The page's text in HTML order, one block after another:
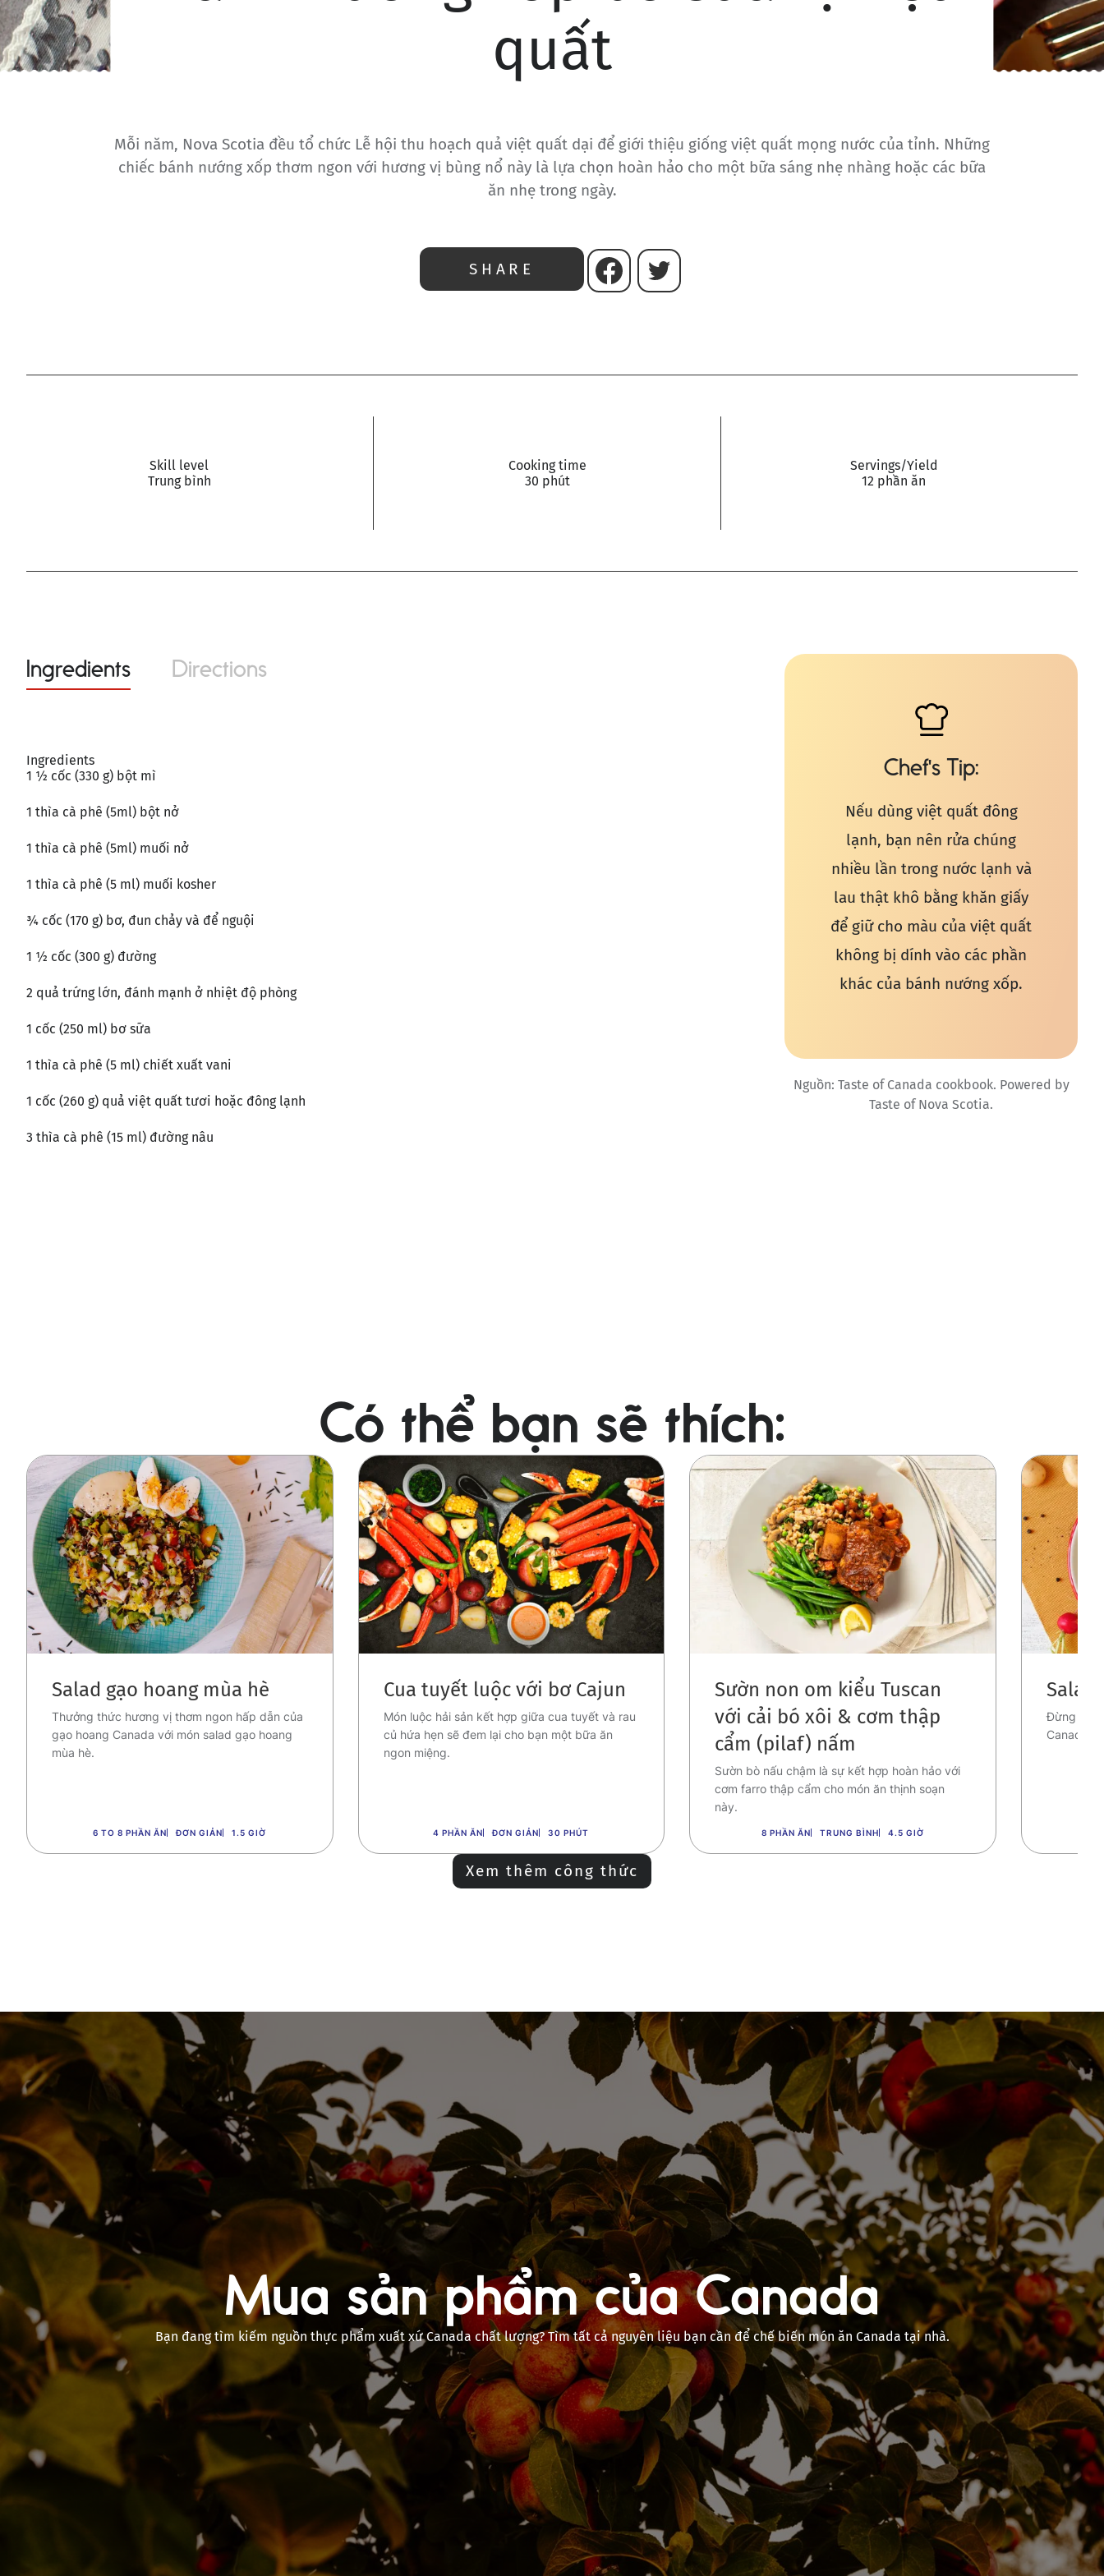
quất
Mỗi năm, Nova Scotia đều tổ chức Lễ hội thu hoạch quả việt quất dại để giới thiệu giống việt quất mọng nước của tỉnh. Những
chiếc bánh nướng xốp thơm ngon với hương vị bùng nổ này là lựa chọn hoàn hảo cho một bữa sáng nhẹ nhàng hoặc các bữa
ăn nhẹ trong ngày.
SHARE
Skill level
Trung bình
Cooking time
30 phút
Servings/Yield
12 phần ăn
Ingredients Directions
Ingredients
1 ½ cốc (330 g) bột mì
1 thìa cà phê (5ml) bột nở
1 thìa cà phê (5ml) muối nở
1 thìa cà phê (5 ml) muối kosher
¾ cốc (170 g) bơ, đun chảy và để nguội
1 ½ cốc (300 g) đường
2 quả trứng lớn, đánh mạnh ở nhiệt độ phòng
1 cốc (250 ml) bơ sữa
1 thìa cà phê (5 ml) chiết xuất vani
1 cốc (260 g) quả việt quất tươi hoặc đông lạnh
3 thìa cà phê (15 ml) đường nâu
Chef's Tip
Nếu dùng việt quất đông
lạnh, bạn nên rửa chúng
nhiều lần trong nước lạnh và
lau thật khô bằng khăn giấy
để giữ cho màu của việt quất
không bị dính vào các phần
khác của bánh nướng xốp.
Nguồn: Taste of Canada cookbook. Powered by
Taste of Nova Scotia.
Có thể bạn sẽ thích:
Ảnh
Salad gạo hoang mùa hè
Thưởng thức hương vị thơm ngon hấp dẫn của
gạo hoang Canada với món salad gạo hoang
mùa hè.
6 TO 8 PHẦN ĂN ĐƠN GIẢN 1.5 GIỜ
Ảnh
Cua tuyết luộc với bơ Cajun
Món luộc hải sản kết hợp giữa cua tuyết và rau
củ hứa hẹn sẽ đem lại cho bạn một bữa ăn
ngon miệng.
4 PHẦN ĂN ĐƠN GIẢN 30 PHÚT
Ảnh
Sườn non om kiểu Tuscan
với cải bó xôi & cơm thập
cẩm (pilaf) nấm
Sườn bò nấu chậm là sự kết hợp hoàn hảo với
cơm farro thập cẩm cho món ăn thịnh soạn
này.
8 PHẦN ĂN TRUNG BÌNH 4.5 GIỜ
Ảnh
Đừng bỏ
Canada
Xem thêm công thức
Mua sản phẩm của Canada
Bạn đang tìm kiếm nguồn thực phẩm xuất xứ Canada chất lượng? Tìm tất cả nguyên liệu bạn cần để chế biến món ăn Canada tại nhà.